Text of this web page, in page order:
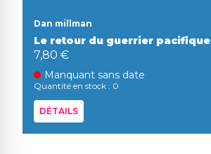
Dan millman
Le retour du guerrier pacifique
7,80 €
Manquant sans date
Quantité en stock : 0
DÉTAILS